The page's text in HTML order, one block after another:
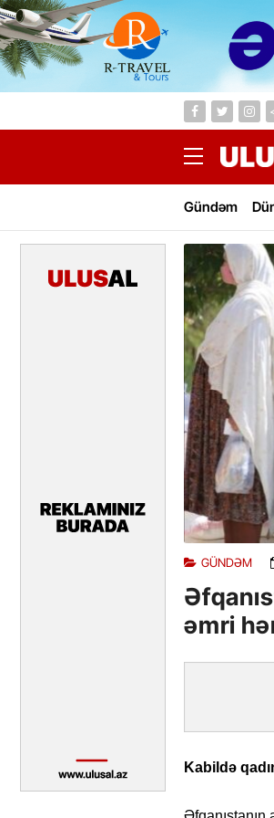
Gündəm
GÜNDƏM
əmri
Kabildə